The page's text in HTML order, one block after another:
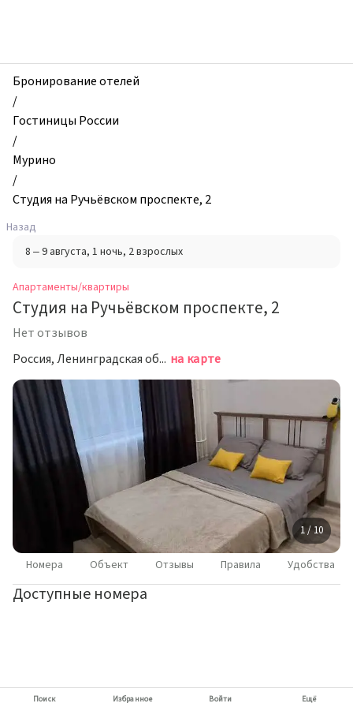
и
квартиры,
Студия
на
Ручьёвском
проспекте,
2,
Мурино,
Россия
Бронирование отелей
/
Гостиницы России
/
Мурино
/
Студия на Ручьёвском проспекте, 2
Назад
8 – 9 августа, 1 ночь, 2 взрослых
Апартаменты/квартиры
Студия на Ручьёвском проспекте, 2
Нет отзывов
Россия, Ленинградская область, Всеволожский район, Мурино, Ручьёвский проспект, 2 на карте
1 / 10
Номера Объект Отзывы Правила Удобства
Доступные номера
Поиск Избранное Войти Ещё